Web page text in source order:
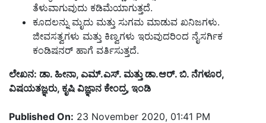
ತೆಳುವಾಗುವುದು ಕಡಿಮೆಯಾಗುತ್ತದೆ.
ಕೂದಲನ್ನು ಮೃದು ಮತ್ತು ಸುಗಮ ಮಾಡುವ ಖನಿಜಗಳು.
ಜೀವಸತ್ವಗಳು ಮತ್ತು ಕಿಣ್ವಗಳು ಇರುವುದರಿಂದ ನೈಸರ್ಗಿಕ
ಕಂಡಿಷನರ್ ಹಾಗೆ ವರ್ತಿಸುತ್ತದೆ.
ಲೇಖನ: ಡಾ. ಹೀನಾ, ಎಮ್.ಎಸ್. ಮತ್ತು ಡಾ.ಆರ್. ಬಿ. ನೆಗಳೂರ,
ವಿಷಯತಜ್ಞರು, ಕೃಷಿ ವಿಜ್ಞಾನ ಕೇಂದ್ರ, ಇಂಡಿ
Published On: 23 November 2020, 01:41 PM